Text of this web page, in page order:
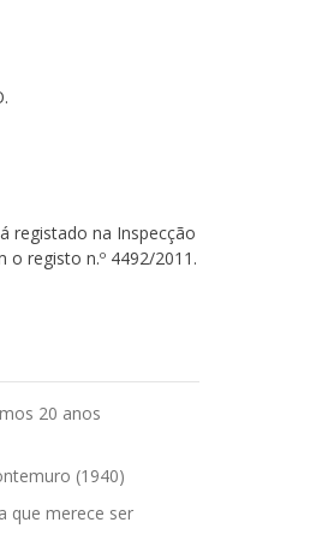
registado na Inspecção
o registo n.º 4492/2011.
20 anos
(1940)
que merece ser